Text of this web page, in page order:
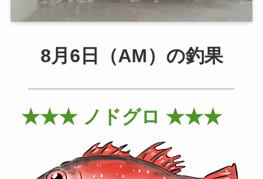
8月6日（AM）の釣果
★★★ ノドグロ ★★★